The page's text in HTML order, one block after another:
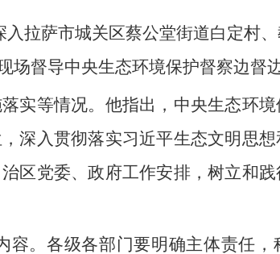
拉萨市城关区蔡公堂街道白定村
督导中央生态环境保护督察边督边
实等情况。他指出，中央生态环
深入贯彻落实习近平生态文明思
区党委、政府工作安排，树立和
。各级各部门要明确主体责任，